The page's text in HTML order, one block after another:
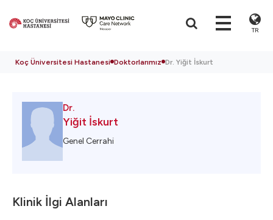
TR
Koç Üniversitesi Hastanesi Doktorlarımız Dr. Yiğit İskurt
Dr.
Yiğit İskurt
Genel Cerrahi
Klinik İlgi Alanları